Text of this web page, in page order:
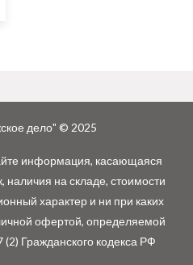
дело" © 2025
информация, касающаяся
наличия на складе, стоимости
характер и ни при каких
офертой, определяемой
Гражданского кодекса РФ